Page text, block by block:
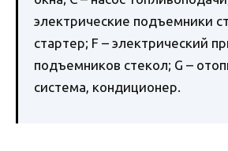
электрические подъемники
стартер; F – электрический
подъемников стекол; G –
система, кондиционер.